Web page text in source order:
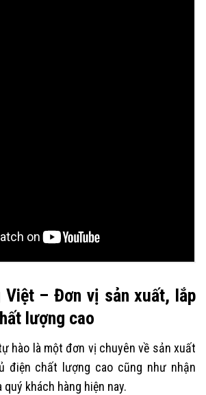
Việt – Đơn vị sản xuất, lắp
lượng cao
hào là một đơn vị chuyên về sản xuất
điện chất lượng cao cũng như nhận
khách hàng hiện nay.